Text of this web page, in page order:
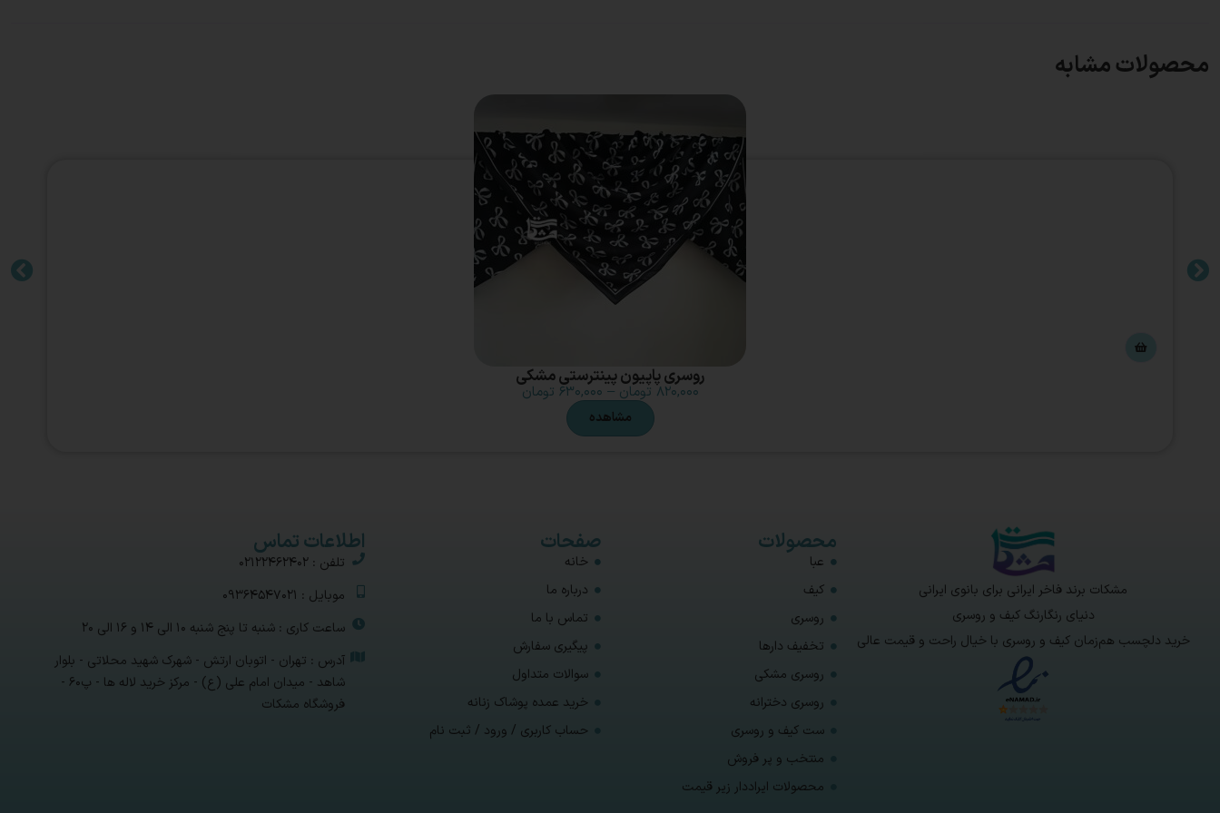
محصولات مشابه
روسری پاپیون پینترستی مشکی
۸۲۰,۰۰۰ تومان – ۶۳۰,۰۰۰ تومان
مشاهده
مشکات برند فاخر ایرانی برای بانوی ایرانی
دنیای رنگارنگ کیف و روسری
خرید دلچسب هم‌زمان کیف و روسری با خیال راحت و قیمت عالی
محصولات
عبا
کیف
روسری
تخفیف دارها
روسری مشکی
روسری دخترانه
ست کیف و روسری
منتخب و پر فروش
محصولات ایراددار زیر قیمت
صفحات
خانه
درباره ما
تماس با ما
پیگیری سفارش
سوالات متداول
خرید عمده پوشاک زنانه
حساب کاربری / ورود / ثبت نام
اطلاعات تماس
تلفن : 02122462402
موبایل : 09364547021
ساعت کاری : شنبه تا پنج شنبه 10 الی 14 و 16 الی 20
آدرس : تهران - اتوبان ارتش - شهرک شهید محلاتی - بلوار
شاهد - میدان امام علی (ع) - مرکز خرید لاله ها - پ۶۰ -
فروشگاه مشکات